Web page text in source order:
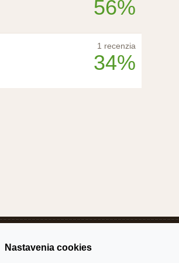
56%
1 recenzia
34%
Kontakt Mapa stránky
Nastavenia cookies